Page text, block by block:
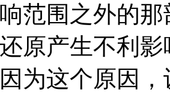
范围之外的
原产生不利
为这个原因